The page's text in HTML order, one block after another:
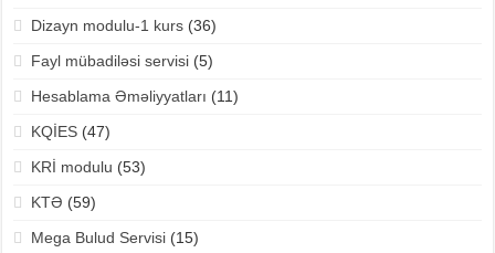
Dizayn modulu-1 kurs(36)
Fayl mübadiləsi servisi(5)
Hesablama Əməliyyatları (11)
KQİES(47)
KRİ modulu (53)
KTƏ (59)
Mega Bulud Servisi(15)